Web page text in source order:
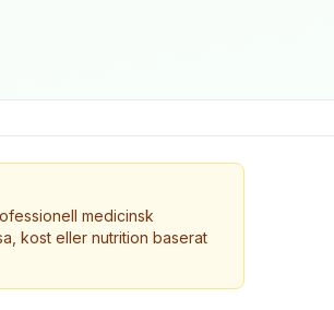
medicinsk
kost eller nutrition baserat